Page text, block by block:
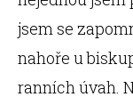
jsem se
nahoře u
ranních úvah.